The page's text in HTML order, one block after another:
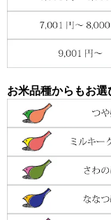
お米品種からもお選